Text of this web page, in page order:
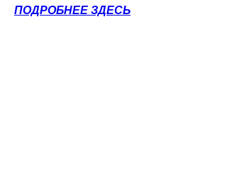
ПОДРОБНЕЕ ЗДЕСЬ